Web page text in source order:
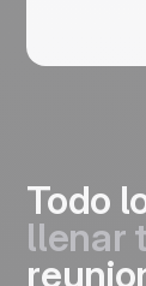
Todo
llenar